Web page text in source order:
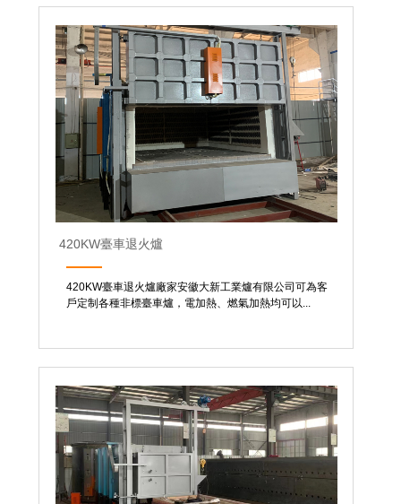
420KW臺車退火爐
420KW臺車退火爐廠家安徽大新工業爐有限公司可為客
戶定制各種非標臺車爐，電加熱、燃氣加熱均可以...